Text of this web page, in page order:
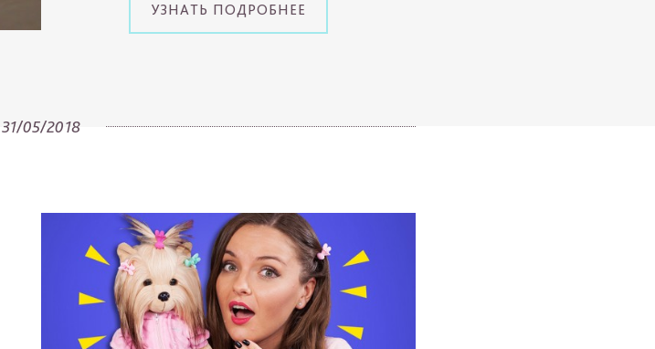
УЗНАТЬ ПОДРОБНЕЕ
31/05/2018